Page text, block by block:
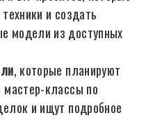
и создать
модели из доступных
, которые планируют
мастер-классы по
и ищут подробное